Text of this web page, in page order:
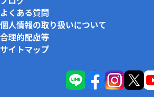
よくある質問
個人情報の取り扱いについて
合理的配慮等
サイトマップ